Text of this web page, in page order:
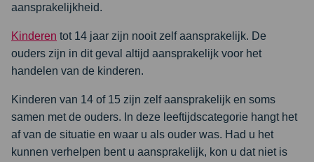
aansprakelijkheid.
Kinderen tot 14 jaar zijn nooit zelf aansprakelijk. De
ouders zijn in dit geval altijd aansprakelijk voor het
handelen van de kinderen.
Kinderen van 14 of 15 zijn zelf aansprakelijk en soms
samen met de ouders. In deze leeftijdscategorie hangt het
af van de situatie en waar u als ouder was. Had u het
kunnen verhelpen bent u aansprakelijk, kon u dat niet is